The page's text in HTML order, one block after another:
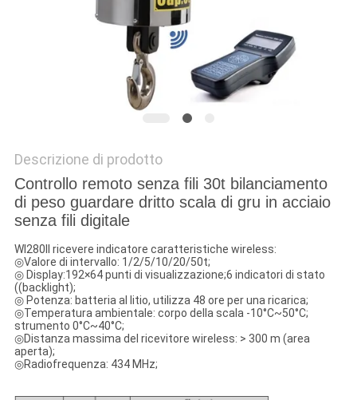
Descrizione di prodotto
Controllo remoto senza fili 30t bilanciamento
di peso guardare dritto scala di gru in acciaio
senza fili digitale
WI280II ricevere indicatore caratteristiche wireless:
◎Valore di intervallo: 1/2/5/10/20/50t;
◎ Display:192×64 punti di visualizzazione;6 indicatori di stato
((backlight);
◎ Potenza: batteria al litio, utilizza 48 ore per una ricarica;
◎Temperatura ambientale: corpo della scala -10°C~50°C;
strumento 0°C~40°C;
◎Distanza massima del ricevitore wireless: > 300 m (area
aperta);
◎Radiofrequenza: 434 MHz;